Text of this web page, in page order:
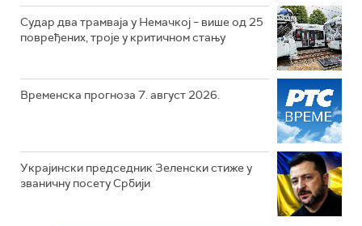
Судар два трамваја у Немачкој – више од 25
повређених, троје у критичном стању
Временска прогноза 7. август 2026.
Украјински председник Зеленски стиже у
званичну посету Србији